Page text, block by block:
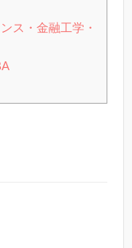
ス・金融工学・